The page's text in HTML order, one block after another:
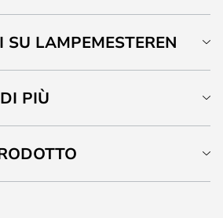
LAMPEMESTEREN
PIÙ